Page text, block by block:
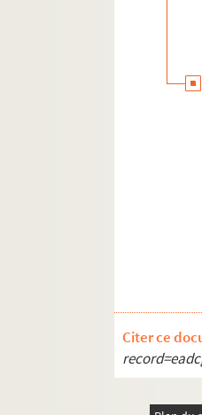
Citer ce